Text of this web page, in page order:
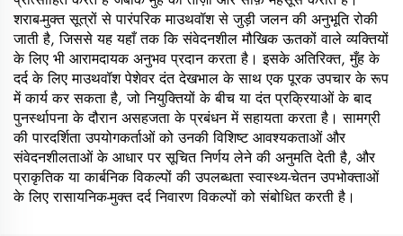
शराब-मुक्त सूत्रों से पारंपरिक माउथवॉश से जुड़ी जलन की अनुभूति रोकी
जाती है, जिससे यह यहाँ तक कि संवेदनशील मौखिक ऊतकों वाले व्यक्तियों
के लिए भी आरामदायक अनुभव प्रदान करता है। इसके अतिरिक्त, मुँह के
दर्द के लिए माउथवॉश पेशेवर दंत देखभाल के साथ एक पूरक उपचार के रूप
में कार्य कर सकता है, जो नियुक्तियों के बीच या दंत प्रक्रियाओं के बाद
पुनर्स्थापना के दौरान असहजता के प्रबंधन में सहायता करता है। सामग्री
की पारदर्शिता उपयोगकर्ताओं को उनकी विशिष्ट आवश्यकताओं और
संवेदनशीलताओं के आधार पर सूचित निर्णय लेने की अनुमति देती है, और
प्राकृतिक या कार्बनिक विकल्पों की उपलब्धता स्वास्थ्य-चेतन उपभोक्ताओं
के लिए रासायनिक-मुक्त दर्द निवारण विकल्पों को संबोधित करती है।